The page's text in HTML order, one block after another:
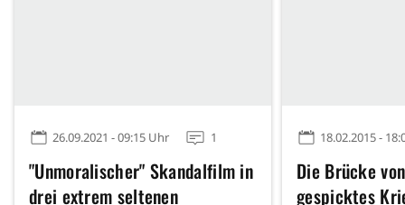
26.09.2021 - 09:15 Uhr 1
"Unmoralischer" Skandalfilm in
drei extrem seltenen
18.02.2015 -
Die Brücke
gespicktes